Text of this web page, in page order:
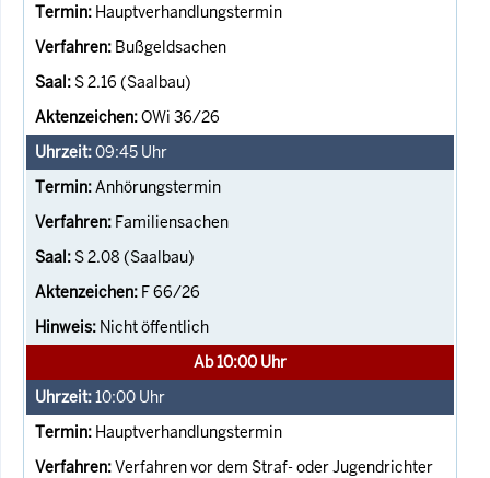
Hauptverhandlungstermin
Bußgeldsachen
S 2.16 (Saalbau)
OWi 36/26
09:45 Uhr
Anhörungstermin
Familiensachen
S 2.08 (Saalbau)
F 66/26
Nicht öffentlich
Ab 10:00 Uhr
10:00 Uhr
Hauptverhandlungstermin
Verfahren vor dem Straf- oder Jugendrichter